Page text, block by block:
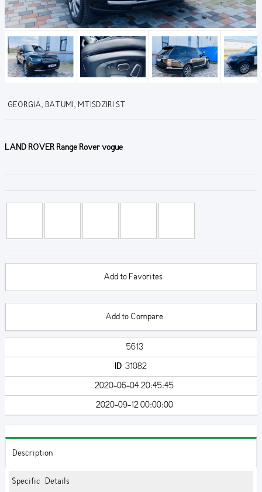
GEORGIA, BATUMI, MTISDZIRI ST
LAND ROVER Range Rover vogue
Add to Favorites
Add to Compare
5613
ID 31082
2020-06-04 20:45:45
2020-09-12 00:00:00
Description
Specific Details